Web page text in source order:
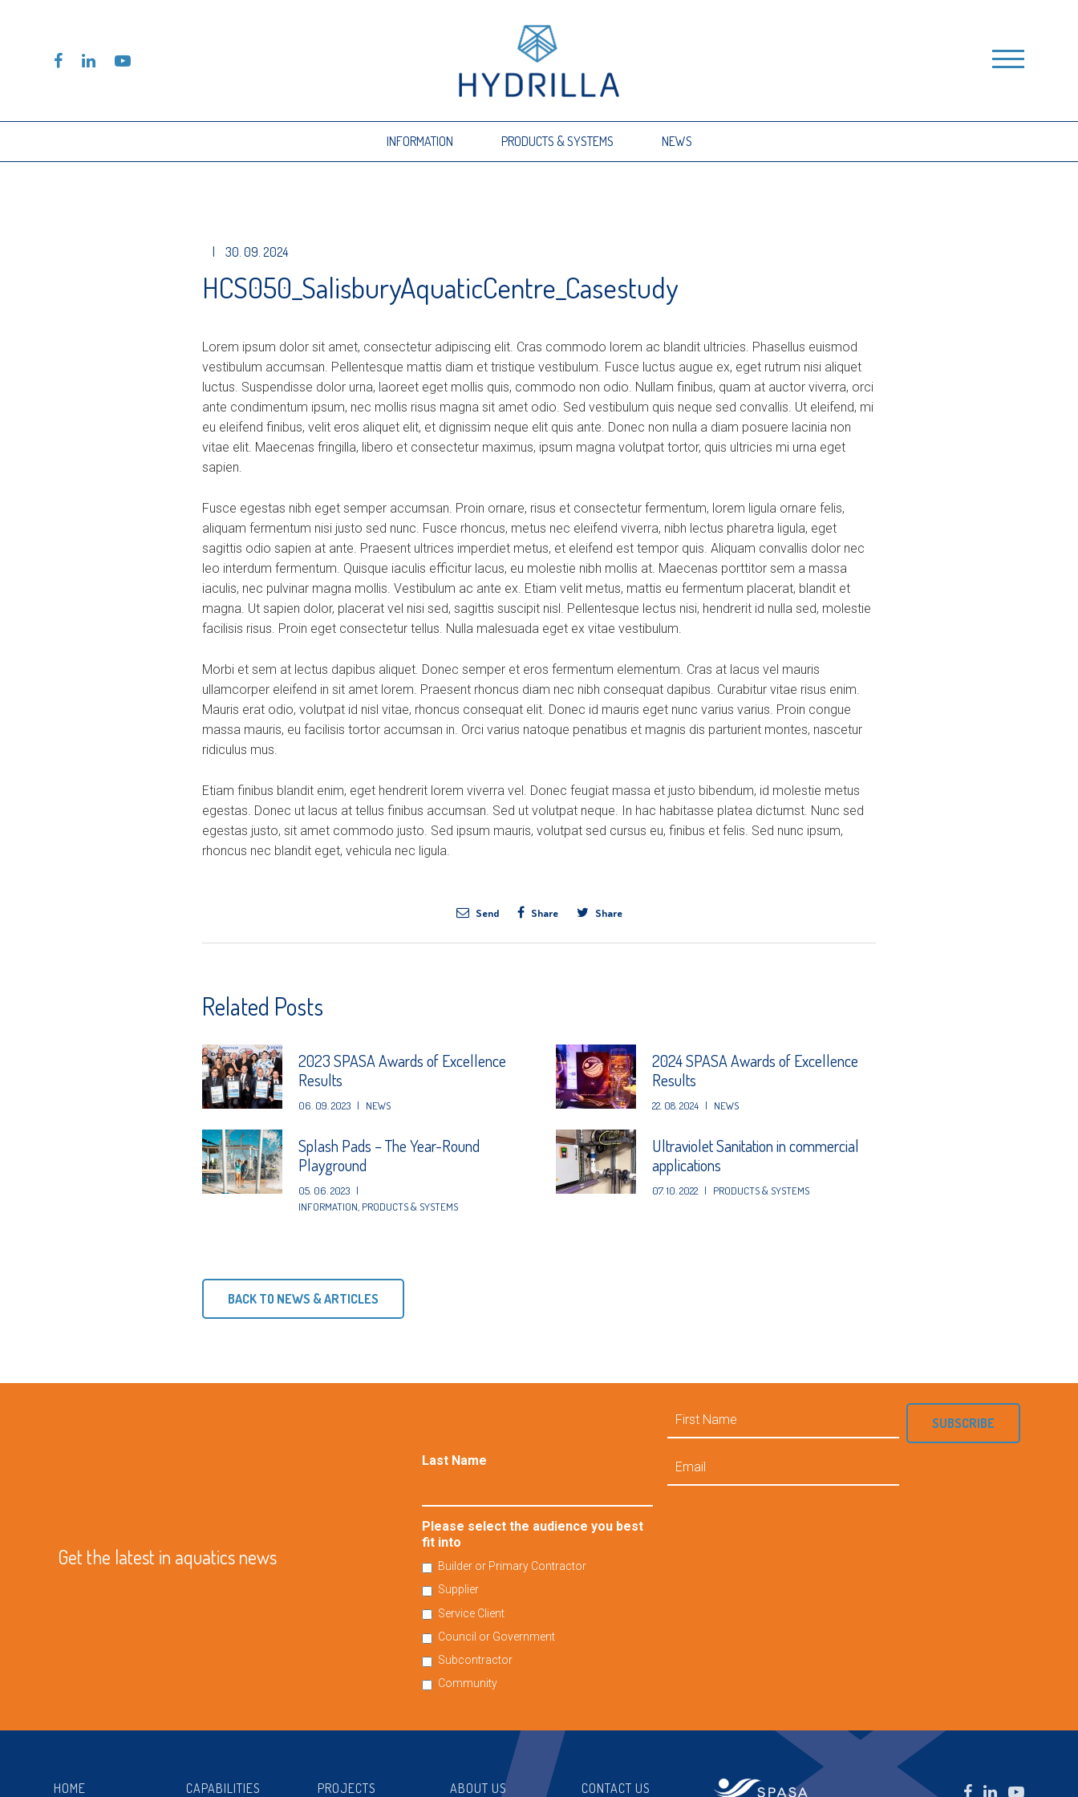
INFORMATION PRODUCTS & SYSTEMS NEWS
| 30. 09. 2024
HCS050_SalisburyAquaticCentre_Casestudy
Lorem ipsum dolor sit amet, consectetur adipiscing elit. Cras commodo lorem ac blandit ultricies. Phasellus euismod
vestibulum accumsan. Pellentesque mattis diam et tristique vestibulum. Fusce luctus augue ex, eget rutrum nisi aliquet
luctus. Suspendisse dolor urna, laoreet eget mollis quis, commodo non odio. Nullam finibus, quam at auctor viverra, orci
ante condimentum ipsum, nec mollis risus magna sit amet odio. Sed vestibulum quis neque sed convallis. Ut eleifend, mi
eu eleifend finibus, velit eros aliquet elit, et dignissim neque elit quis ante. Donec non nulla a diam posuere lacinia non
vitae elit. Maecenas fringilla, libero et consectetur maximus, ipsum magna volutpat tortor, quis ultricies mi urna eget
sapien.
Fusce egestas nibh eget semper accumsan. Proin ornare, risus et consectetur fermentum, lorem ligula ornare felis,
aliquam fermentum nisi justo sed nunc. Fusce rhoncus, metus nec eleifend viverra, nibh lectus pharetra ligula, eget
sagittis odio sapien at ante. Praesent ultrices imperdiet metus, et eleifend est tempor quis. Aliquam convallis dolor nec
leo interdum fermentum. Quisque iaculis efficitur lacus, eu molestie nibh mollis at. Maecenas porttitor sem a massa
iaculis, nec pulvinar magna mollis. Vestibulum ac ante ex. Etiam velit metus, mattis eu fermentum placerat, blandit et
magna. Ut sapien dolor, placerat vel nisi sed, sagittis suscipit nisl. Pellentesque lectus nisi, hendrerit id nulla sed, molestie
facilisis risus. Proin eget consectetur tellus. Nulla malesuada eget ex vitae vestibulum.
Morbi et sem at lectus dapibus aliquet. Donec semper et eros fermentum elementum. Cras at lacus vel mauris
ullamcorper eleifend in sit amet lorem. Praesent rhoncus diam nec nibh consequat dapibus. Curabitur vitae risus enim.
Mauris erat odio, volutpat id nisl vitae, rhoncus consequat elit. Donec id mauris eget nunc varius varius. Proin congue
massa mauris, eu facilisis tortor accumsan in. Orci varius natoque penatibus et magnis dis parturient montes, nascetur
ridiculus mus.
Etiam finibus blandit enim, eget hendrerit lorem viverra vel. Donec feugiat massa et justo bibendum, id molestie metus
egestas. Donec ut lacus at tellus finibus accumsan. Sed ut volutpat neque. In hac habitasse platea dictumst. Nunc sed
egestas justo, sit amet commodo justo. Sed ipsum mauris, volutpat sed cursus eu, finibus et felis. Sed nunc ipsum,
rhoncus nec blandit eget, vehicula nec ligula.
Send Share Share
Related Posts
2023 SPASA Awards of Excellence
Results
06. 09. 2023 | NEWS
2024 SPASA Awards of Excellence
Results
22. 08. 2024 | NEWS
Splash Pads – The Year-Round
Playground
05. 06. 2023 |
INFORMATION PRODUCTS & SYSTEMS
Ultraviolet Sanitation in commercial
applications
07. 10. 2022 | PRODUCTS & SYSTEMS
BACK TO NEWS & ARTICLES
Get the latest in aquatics news
Name
Last Name
Please select the audience you best
fit into
Builder or Primary Contractor
Supplier
Service Client
Council or Government
Subcontractor
Community
SUBSCRIBE
HOME CAPABILITIES PROJECTS ABOUT US CONTACT US